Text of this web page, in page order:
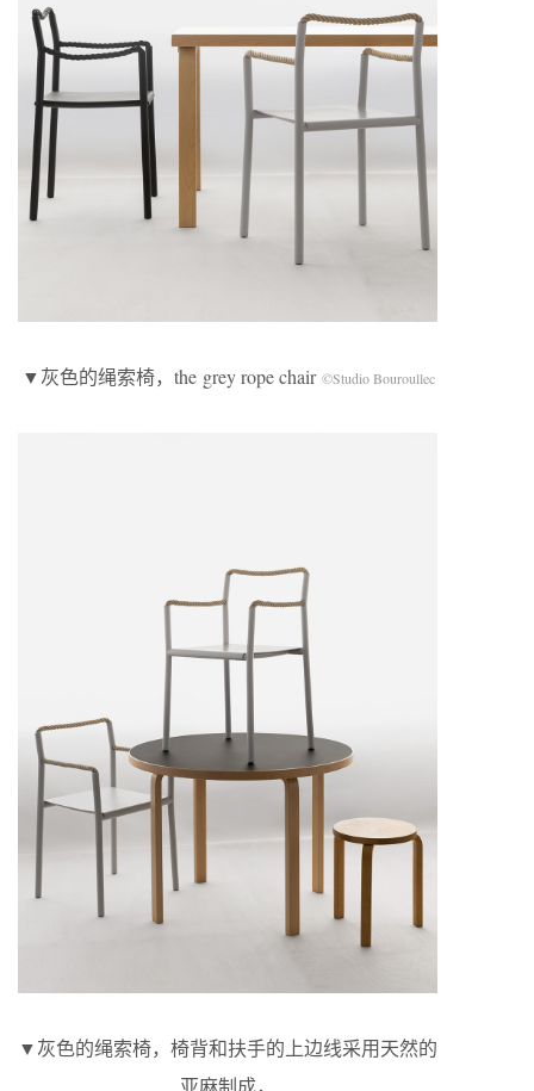
▼灰色的绳索椅，the grey rope chair ©Studio Bouroullec
▼灰色的绳索椅，椅背和扶手的上边线采用天然的
亚麻制成，